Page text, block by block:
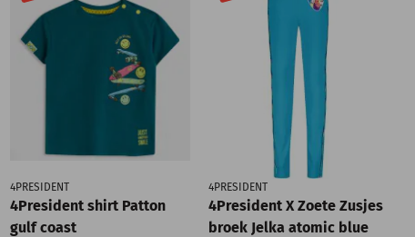
4PRESIDENT
4President shirt Patton
gulf coast
4PRESIDENT
4President X Zoete Zusjes
broek Jelka atomic blue